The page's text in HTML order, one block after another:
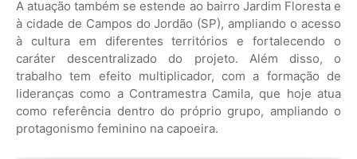
A atuação também se estende ao bairro Jardim Floresta e
à cidade de Campos do Jordão (SP), ampliando o acesso
à cultura em diferentes territórios e fortalecendo o
caráter descentralizado do projeto. Além disso, o
trabalho tem efeito multiplicador, com a formação de
lideranças como a Contramestra Camila, que hoje atua
como referência dentro do próprio grupo, ampliando o
protagonismo feminino na capoeira.